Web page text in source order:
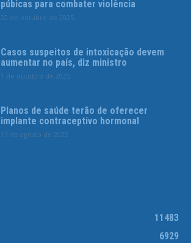
púbicas para combater violência
22 de outubro de 2025
Casos suspeitos de intoxicação devem
aumentar no país, diz ministro
1 de outubro de 2025
Planos de saúde terão de oferecer
implante contraceptivo hormonal
13 de agosto de 2025
11483
6929